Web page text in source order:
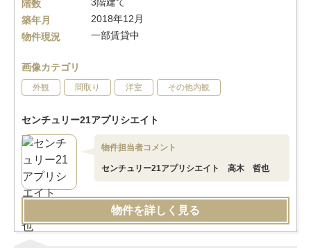
階数
築年月
2018年12月
物件現況
一部賃貸中
画像カテゴリ
外観 間取り 洋室 その他内観
センチュリー21アプリシエイト
物件担当者コメント
センチュリー21アプリシエイト 高木 哲也
物件を詳しく見る